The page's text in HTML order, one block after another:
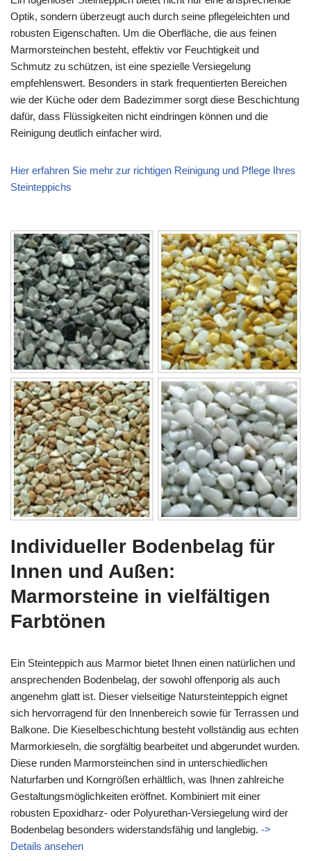
Optik, sondern überzeugt auch durch seine pflegeleichten und
robusten Eigenschaften. Um die Oberfläche, die aus feinen
Marmorsteinchen besteht, effektiv vor Feuchtigkeit und
Schmutz zu schützen, ist eine spezielle Versiegelung
empfehlenswert. Besonders in stark frequentierten Bereichen
wie der Küche oder dem Badezimmer sorgt diese Beschichtung
dafür, dass Flüssigkeiten nicht eindringen können und die
Reinigung deutlich einfacher wird.
Hier erfahren Sie mehr zur richtigen Reinigung und Pflege Ihres
Steinteppichs
Individueller Bodenbelag für
Innen und Außen:
Marmorsteine in vielfältigen
Farbtönen
Ein Steinteppich aus Marmor bietet Ihnen einen natürlichen und
ansprechenden Bodenbelag, der sowohl offenporig als auch
angenehm glatt ist. Dieser vielseitige Natursteinteppich eignet
sich hervorragend für den Innenbereich sowie für Terrassen und
Balkone. Die Kieselbeschichtung besteht vollständig aus echten
Marmorkieseln, die sorgfältig bearbeitet und abgerundet wurden.
Diese runden Marmorsteinchen sind in unterschiedlichen
Naturfarben und Korngrößen erhältlich, was Ihnen zahlreiche
Gestaltungsmöglichkeiten eröffnet. Kombiniert mit einer
robusten Epoxidharz- oder Polyurethan-Versiegelung wird der
Bodenbelag besonders widerstandsfähig und langlebig. ->
Details ansehen